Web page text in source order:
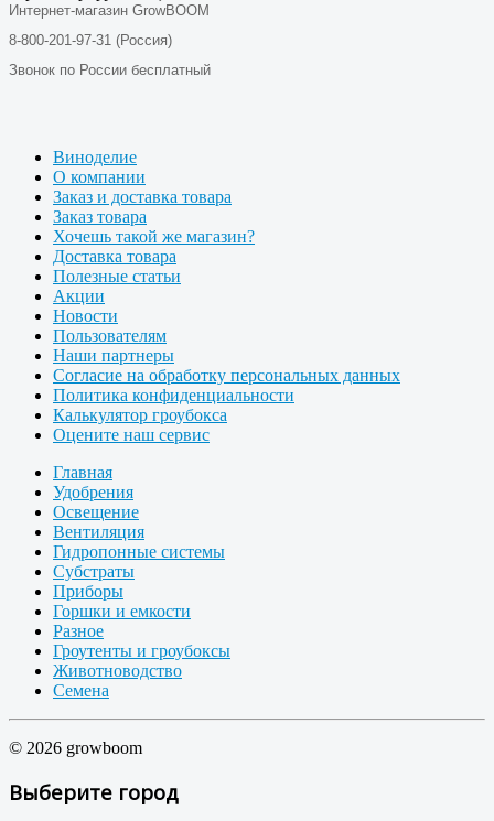
Интернет-магазин GrowBOOM
8-800-201-97-31 (Россия)
Звонок по России бесплатный
Виноделие
О компании
Заказ и доставка товара
Заказ товара
Хочешь такой же магазин?
Доставка товара
Полезные статьи
Акции
Новости
Пользователям
Наши партнеры
Согласие на обработку персональных данных
Политика конфиденциальности
Калькулятор гроубокса
Оцените наш сервис
Главная
Удобрения
Освещение
Вентиляция
Гидропонные системы
Субстраты
Приборы
Горшки и емкости
Разное
Гроутенты и гроубоксы
Животноводство
Семена
© 2026 growboom
Выберите город